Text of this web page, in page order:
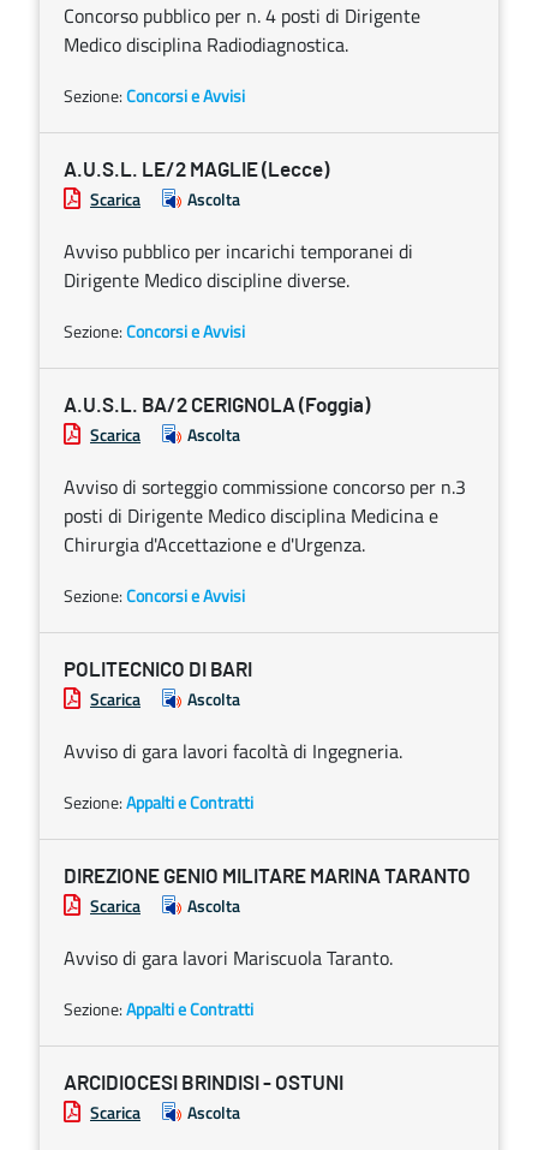
Concorso pubblico per n. 4 posti di Dirigente
Medico disciplina Radiodiagnostica.
Sezione:Concorsi e Avvisi
A.U.S.L. LE/2 MAGLIE (Lecce)
Scarica Ascolta
Avviso pubblico per incarichi temporanei di
Dirigente Medico discipline diverse.
Sezione:Concorsi e Avvisi
A.U.S.L. BA/2 CERIGNOLA (Foggia)
Scarica Ascolta
Avviso di sorteggio commissione concorso per n.3
posti di Dirigente Medico disciplina Medicina e
Chirurgia d'Accettazione e d'Urgenza.
Sezione:Concorsi e Avvisi
POLITECNICO DI BARI
Scarica Ascolta
Avviso di gara lavori facoltà di Ingegneria.
Sezione:Appalti e Contratti
DIREZIONE GENIO MILITARE MARINA TARANTO
Scarica Ascolta
Avviso di gara lavori Mariscuola Taranto.
Sezione:Appalti e Contratti
ARCIDIOCESI BRINDISI - OSTUNI
Scarica Ascolta